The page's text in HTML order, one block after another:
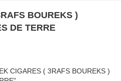
BOUREKS )
DE TERRE